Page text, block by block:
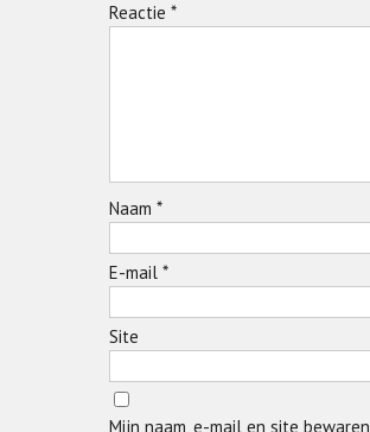
Reactie *
Naam *
E-mail *
Site
Mijn naam, e-mail en site